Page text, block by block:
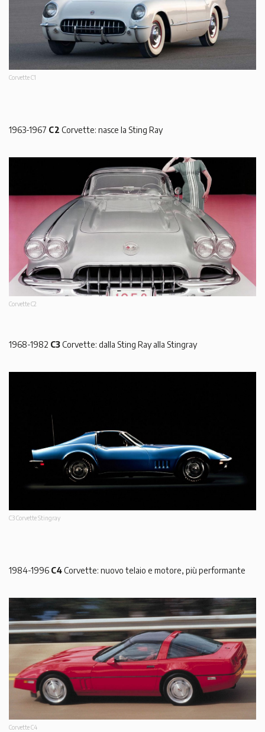
Corvette C1
1963-1967 C2 Corvette: nasce la Sting Ray
Corvette C2
1968-1982 C3Corvette: dalla Sting Ray alla Stingray
C3 Corvette Stingray
1984-1996 C4Corvette: nuovo telaio e motore, più performante
Corvette C4